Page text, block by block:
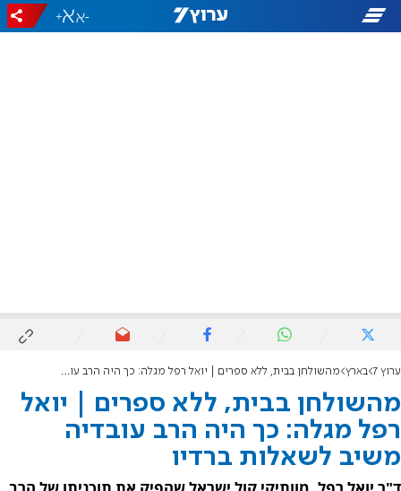
-
+
ערוץ 7 בארץ מהשולחן בבית, ללא ספרים | יואל רפל מגלה: כך היה הרב עובדיה משיב לשאלות ברדיו
מהשולחן בבית, ללא ספרים | יואל
רפל מגלה: כך היה הרב עובדיה
משיב לשאלות ברדיו